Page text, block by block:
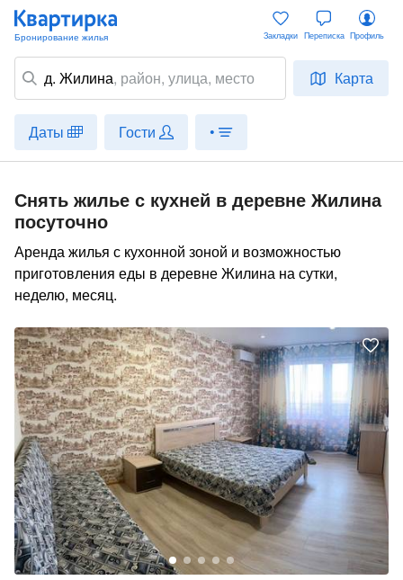
д. Жилина, район, улица, место Карта
Закладки Переписка Профиль
Даты Гости •
Снять жилье с кухней в деревне Жилина
посуточно
Аренда жилья с кухонной зоной и возможностью
приготовления еды в деревне Жилина на сутки,
неделю, месяц.